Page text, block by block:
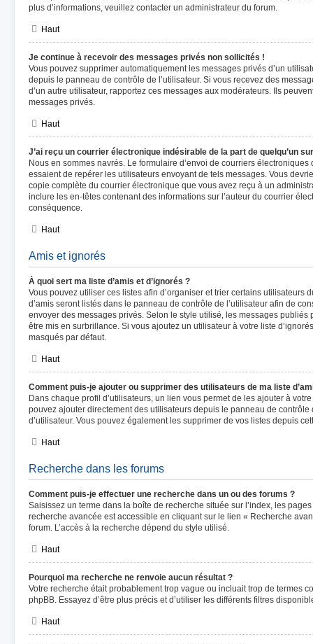
plus d’informations, veuillez contacter un administrateur du forum.
Haut
Je continue à recevoir des messages privés non sollicités !
Vous pouvez supprimer automatiquement les messages privés d’un
depuis le panneau de contrôle de l’utilisateur. Si vous recevez des
d’un autre utilisateur, rapportez ces messages aux modérateurs. Ils
messages privés.
Haut
J’ai reçu un courrier électronique indésirable de la part de quelqu’un
Nous en sommes navrés. Le formulaire d’envoi de courriers
essaient de repérer les utilisateurs envoyant de tels messages. Vous
copie complète du courrier électronique que vous avez reçu à un
inclure les en-têtes contenant des informations sur l’auteur du courrier
conséquence.
Haut
Amis et ignorés
À quoi sert ma liste d’amis et d’ignorés ?
Vous pouvez utiliser ces listes afin d’organiser et trier certains utilisateurs
d’amis seront listés dans le panneau de contrôle de l’utilisateur afin de
envoyer des messages privés. Selon le style utilisé, les messages
être mis en surbrillance. Si vous ajoutez un utilisateur à votre liste
masqués par défaut.
Haut
Comment puis-je ajouter ou supprimer des utilisateurs de ma liste
Dans chaque profil d’utilisateurs, un lien vous permet de les ajouter à
pouvez ajouter directement des utilisateurs depuis le panneau de contrôle
d’utilisateur. Vous pouvez également les supprimer de vos listes depuis
Haut
Recherche dans les forums
Comment puis-je effectuer une recherche dans un ou des forums ?
Saisissez un terme dans la boîte de recherche située sur l’index, les
recherche avancée est accessible en cliquant sur le lien « Recherche
forum. L’accès à la recherche dépend du style utilisé.
Haut
Pourquoi ma recherche ne renvoie aucun résultat ?
Votre recherche était probablement trop vague ou incluait trop de termes
phpBB. Essayez d’être plus précis et d’utiliser les différents filtres
Haut